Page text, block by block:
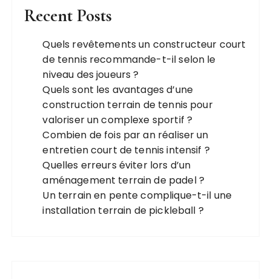
Recent Posts
Quels revêtements un constructeur court
de tennis recommande-t-il selon le
niveau des joueurs ?
Quels sont les avantages d’une
construction terrain de tennis pour
valoriser un complexe sportif ?
Combien de fois par an réaliser un
entretien court de tennis intensif ?
Quelles erreurs éviter lors d’un
aménagement terrain de padel ?
Un terrain en pente complique-t-il une
installation terrain de pickleball ?